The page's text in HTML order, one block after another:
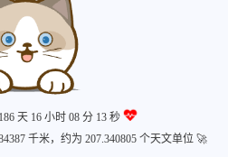
天16 小时 08 分 14 秒
千米，约为 207.340805 个天文单位 🚀
号